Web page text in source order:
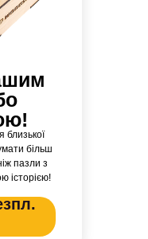
близької
більш
пазли з
історією!